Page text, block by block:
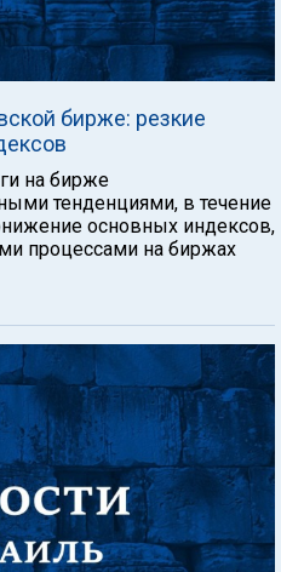
бирже: резкие
на бирже
тенденциями, в течение
основных индексов,
процессами на биржах